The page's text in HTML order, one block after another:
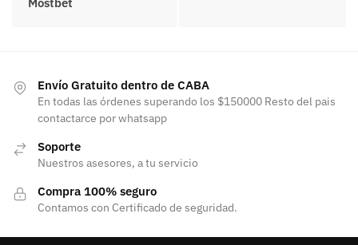
Mostbet
Envío Gratuito dentro de CABA
En todas las órdenes superando los $150000 Resto del pais
contactarce por whatsapp
Soporte
Nuestros asesores, a tu servicio
Compra 100% seguro
Contamos con Certificado de seguridad.